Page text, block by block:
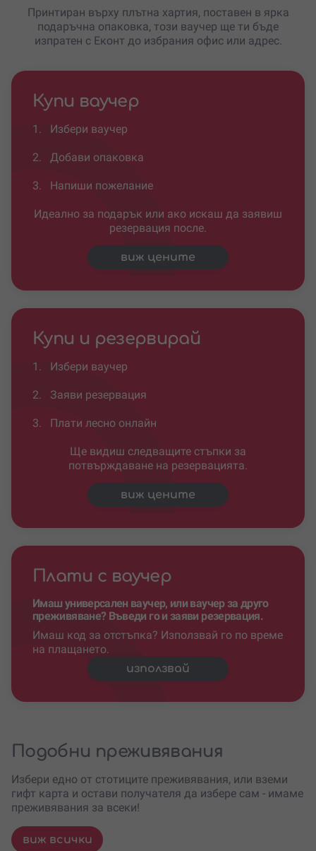
Принтиран върху плътна хартия, поставен в ярка
подаръчна опаковка, този ваучер ще ти бъде
изпратен с Еконт до избрания офис или адрес.
Купи ваучер
1. Избери ваучер
2. Добави опаковка
3. Напиши пожелание
Идеално за подарък или ако искаш да заявиш
резервация после.
виж цените
Купи и резервирай
1. Избери ваучер
2. Заяви резервация
3. Плати лесно онлайн
Ще видиш следващите стъпки за
потвърждаване на резервацията.
виж цените
Плати с ваучер
Имаш универсален ваучер, или ваучер за друго
преживяване? Въведи го и заяви резервация.
Имаш код за отстъпка? Използвай го по време
на плащането.
използвай
Подобни преживявания
Избери едно от стотиците преживявания, или вземи
гифт карта и остави получателя да избере сам - имаме
преживявания за всеки!
виж всички